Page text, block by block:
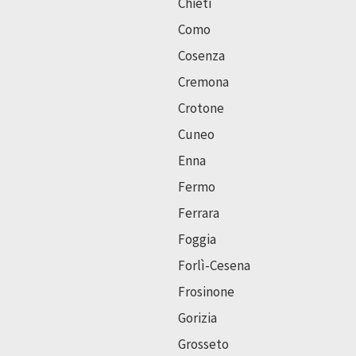
Como
Cosenza
Cremona
Crotone
Cuneo
Enna
Fermo
Ferrara
Foggia
Forlì-Cesena
Frosinone
Gorizia
Grosseto